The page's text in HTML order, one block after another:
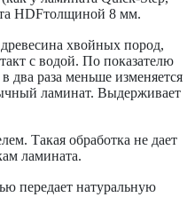
HDFтолщиной 8 мм.
хвойных пород,
с водой. По показателю
два раза меньше изменяется
ламинат. Выдерживает
Такая обработка не дает
ламината.
передает натуральную